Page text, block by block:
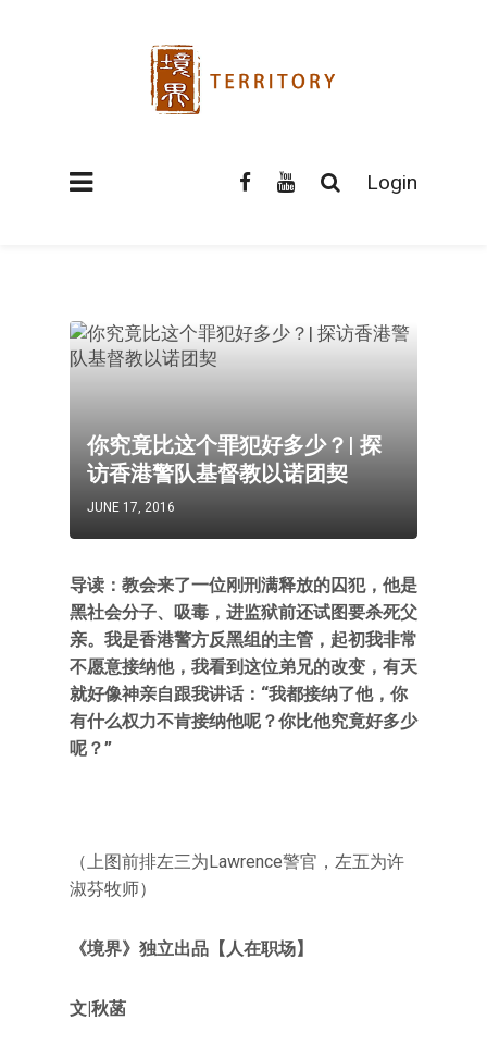
Login
你究竟比这个罪犯好多少？| 探
访香港警队基督教以诺团契
JUNE 17, 2016
导读：教会来了一位刚刑满释放的囚犯，他是
黑社会分子、吸毒，进监狱前还试图要杀死父
亲。我是香港警方反黑组的主管，起初我非常
不愿意接纳他，我看到这位弟兄的改变，有天
就好像神亲自跟我讲话：“我都接纳了他，你
有什么权力不肯接纳他呢？你比他究竟好多少
呢？”
（上图前排左三为Lawrence警官，左五为许
淑芬牧师）
《境界》独立出品【人在职场】
文|秋菡